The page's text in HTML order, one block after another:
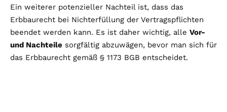
Ein weiterer potenzieller Nachteil ist, dass das
Erbbaurecht bei Nichterfüllung der Vertragspflichten
beendet werden kann. Es ist daher wichtig, alle Vor-
und Nachteile sorgfältig abzuwägen, bevor man sich für
das Erbbaurecht gemäß § 1173 BGB entscheidet.